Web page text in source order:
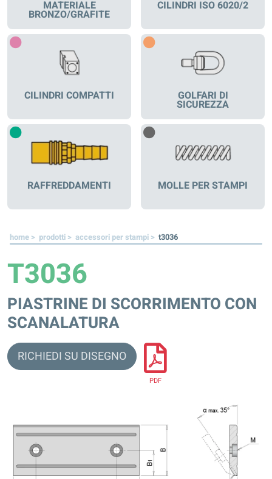
MATERIALE
BRONZO/GRAFITE
CILINDRI ISO 6020/2
CILINDRI COMPATTI GOLFARI DI
SICUREZZA
RAFFREDDAMENTI MOLLE PER STAMPI
home > prodotti > accessori per stampi > t3036
T3036
PIASTRINE DI SCORRIMENTO CON
SCANALATURA
RICHIEDI SU DISEGNO
PDF